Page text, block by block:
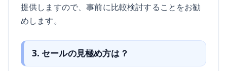
提供しますので、事前に比較検討することをお勧
めします。
3. セールの見極め方は？